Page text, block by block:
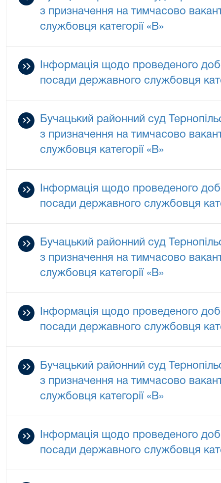
з призначення на тимчасово
службовця категорії «В»
Інформація щодо проведеного
посади державного службовця
Бучацький районний суд
з призначення на тимчасово
службовця категорії «В»
Інформація щодо проведеного
посади державного службовця
Бучацький районний суд
з призначення на тимчасово
службовця категорії «В»
Інформація щодо проведеного
посади державного службовця
Бучацький районний суд
з призначення на тимчасово
службовця категорії «В»
Інформація щодо проведеного
посади державного службовця